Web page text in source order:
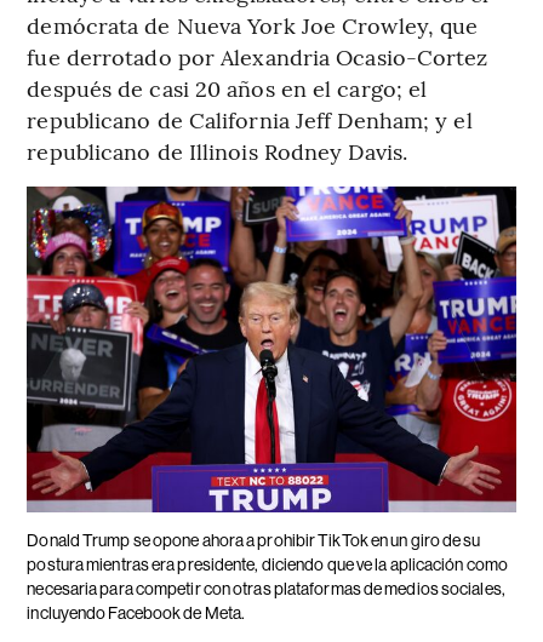
demócrata de Nueva York Joe Crowley, que
fue derrotado por Alexandria Ocasio-Cortez
después de casi 20 años en el cargo; el
republicano de California Jeff Denham; y el
republicano de Illinois Rodney Davis.
Donald Trump se opone ahora a prohibir TikTok en un giro de su
postura mientras era presidente, diciendo que ve la aplicación como
necesaria para competir con otras plataformas de medios sociales,
incluyendo Facebook de Meta.